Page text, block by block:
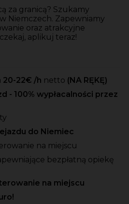
za granicą? Szukamy
Niemczech. Zapewniamy
oraz atrakcyjne
aplikuj teraz!
20-22€ /h netto (NA RĘKĘ)
- 100% wypłacalności przez
do Niemiec
na miejscu
bezpłatną opiekę
na miejscu